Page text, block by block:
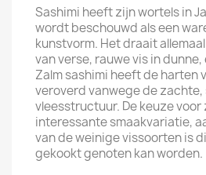
Sashimi heeft zijn wortels in
wordt beschouwd als een
kunstvorm. Het draait
van verse, rauwe vis in
Zalm sashimi heeft de harten
veroverd vanwege de zachte,
vleesstructuur. De keuze
interessante smaakvariatie,
van de weinige vissoorten is
gekookt genoten kan worden.